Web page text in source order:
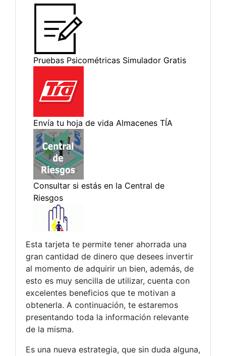
Esta tarjeta te permite tener ahorrada una
gran cantidad de dinero que desees invertir
al momento de adquirir un bien, además, de
esto es muy sencilla de utilizar, cuenta con
excelentes beneficios que te motivan a
obtenerla. A continuación, te estaremos
presentando toda la información relevante
de la misma.
Es una nueva estrategia, que sin duda alguna,